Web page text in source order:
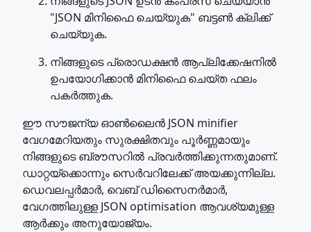
"JSON മിനിഫൈ ചെയ്യുക" ബട്ടൺ ക്ലിക്ക്
ചെയ്യുക.
നിങ്ങളുടെ പ്രൊഡക്ഷൻ ആപ്ലിക്കേഷനിൽ
ഉപയോഗിക്കാൻ മിനിഫൈ ചെയ്ത ഫലം
പകർത്തുക.
ഈ സൗജന്യ ഓൺലൈൻ JSON minifier
വേഗമേറിയതും സുരക്ഷിതവും പൂർണ്ണമായും
നിങ്ങളുടെ ബ്രൗസറിൽ പ്രവർത്തിക്കുന്നതുമാണ്.
ഡാറ്റയ്ക്കൊന്നും സെർവറിലേക്ക് അയക്കുന്നില്ല.
ഡെവലപ്പർമാർ, വെബ് ഡിസൈനർമാർ,
വേഗത്തിലുള്ള JSON optimisation ആവശ്യമുള്ള
ആർക്കും അനുയോജ്യം.